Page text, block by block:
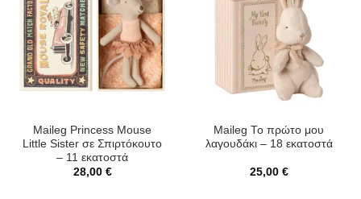
Maileg Princess Mouse
Little Sister σε Σπιρτόκουτο
– 11 εκατοστά
28,00 €
Maileg Το πρώτο μου
λαγουδάκι – 18 εκατοστά
25,00 €